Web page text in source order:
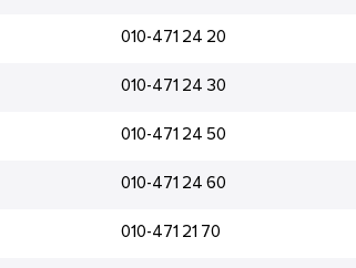
010-471 24 20
010-471 24 30
010-471 24 50
010-471 24 60
010-471 21 70